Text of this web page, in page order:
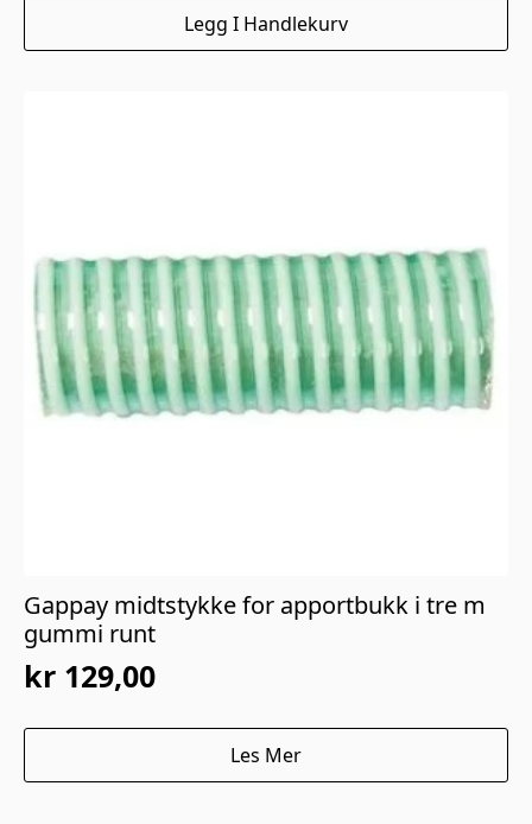
Legg I Handlekurv
Gappay midtstykke for apportbukk i tre m
gummi runt
kr 129,00
Les Mer